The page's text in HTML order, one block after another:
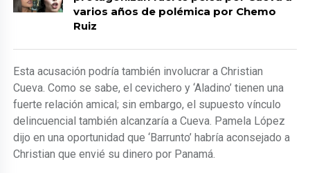
varios años de polémica por Chemo
Ruiz
Esta acusación podría también involucrar a Christian
Cueva. Como se sabe, el cevichero y ‘Aladino’ tienen una
fuerte relación amical; sin embargo, el supuesto vínculo
delincuencial también alcanzaría a Cueva. Pamela López
dijo en una oportunidad que ‘Barrunto’ habría aconsejado a
Christian que envié su dinero por Panamá.